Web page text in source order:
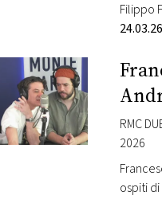
Filippo
24.03.26
a
RMC
2026
ospiti